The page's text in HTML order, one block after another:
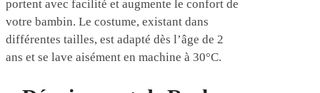
portent avec facilité et augmente le confort de
votre bambin. Le costume, existant dans
différentes tailles, est adapté dès l’âge de 2
ans et se lave aisément en machine à 30°C.